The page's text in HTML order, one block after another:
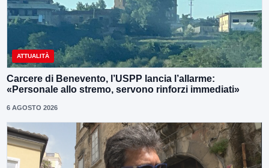
ATTUALITÀ
Carcere di Benevento, l’USPP lancia l’allarme:
«Personale allo stremo, servono rinforzi immediati»
6 AGOSTO 2026